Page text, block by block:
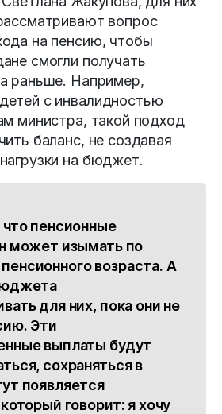
вопрос
на пенсию, чтобы
смогли получать
раньше. Например,
с инвалидностью
министра, такой подход
баланс, не создавая
на бюджет.
пенсионные
может изымать по
возраста. А
для них, пока они не
Эти
выплаты будут
сохраняться в
появляется
говорит: я хочу